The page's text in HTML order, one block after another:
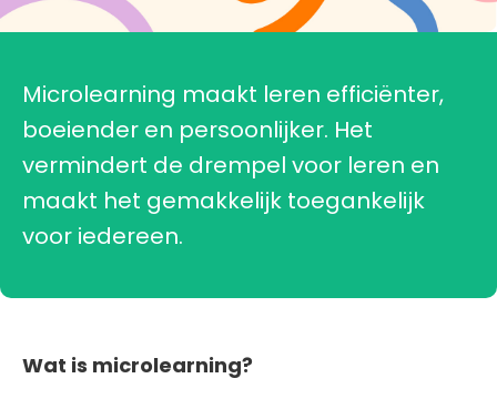
Microlearning maakt leren efficiënter,
boeiender en persoonlijker. Het
vermindert de drempel voor leren en
maakt het gemakkelijk toegankelijk
voor iedereen.
Wat is microlearning?